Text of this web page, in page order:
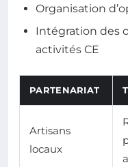
Organisation
Intégration des
activités CE
PARTENARIAT
Artisans
locaux